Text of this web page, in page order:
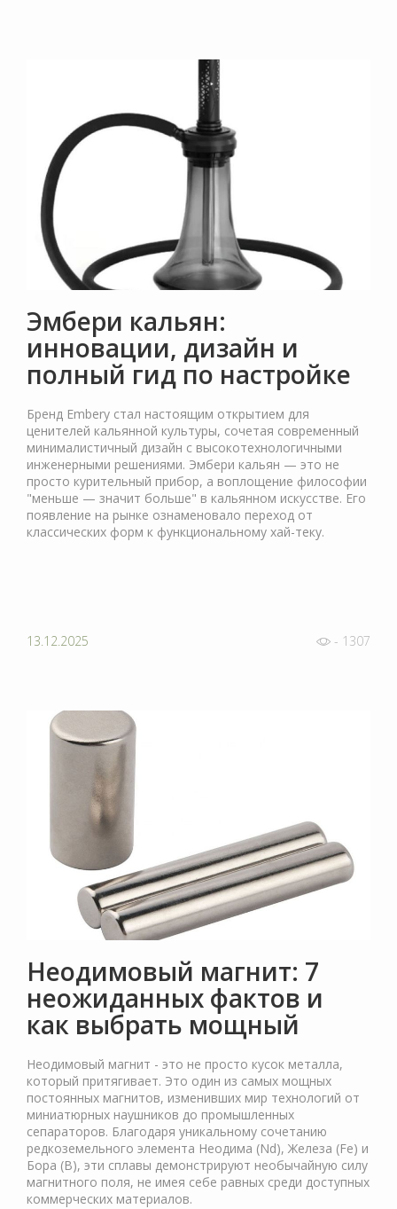
Эмбери кальян:
инновации, дизайн и
полный гид по настройке
Бренд Embery стал настоящим открытием для
ценителей кальянной культуры, сочетая современный
минималистичный дизайн с высокотехнологичными
инженерными решениями. Эмбери кальян — это не
просто курительный прибор, а воплощение философии
"меньше — значит больше" в кальянном искусстве. Его
появление на рынке ознаменовало переход от
классических форм к функциональному хай-теку.
13.12.2025 - 1307
Неодимовый магнит: 7
неожиданных фактов и
как выбрать мощный
Неодимовый магнит - это не просто кусок металла,
который притягивает. Это один из самых мощных
постоянных магнитов, изменивших мир технологий от
миниатюрных наушников до промышленных
сепараторов. Благодаря уникальному сочетанию
редкоземельного элемента Неодима (Nd), Железа (Fe) и
Бора (B), эти сплавы демонстрируют необычайную силу
магнитного поля, не имея себе равных среди доступных
коммерческих материалов.